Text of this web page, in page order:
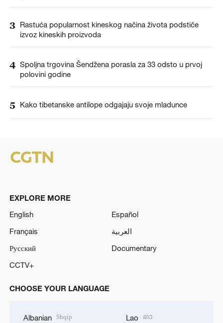
3 Rastuća popularnost kineskog načina života podstiče
izvoz kineskih proizvoda
4 Spoljna trgovina Šendžena porasla za 33 odsto u prvoj
polovini godine
5 Kako tibetanske antilope odgajaju svoje mladunce
EXPLORE MORE
English
Español
Français
العربية
Русский
Documentary
CCTV+
CHOOSE YOUR LANGUAGE
Albanian Shqip Lao ລາວ